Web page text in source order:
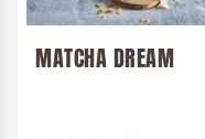
MATCHA DREAM